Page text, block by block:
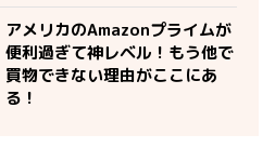
アメリカのAmazonプライムが
便利過ぎて神レベル！もう他で
買物できない理由がここにあ
る！